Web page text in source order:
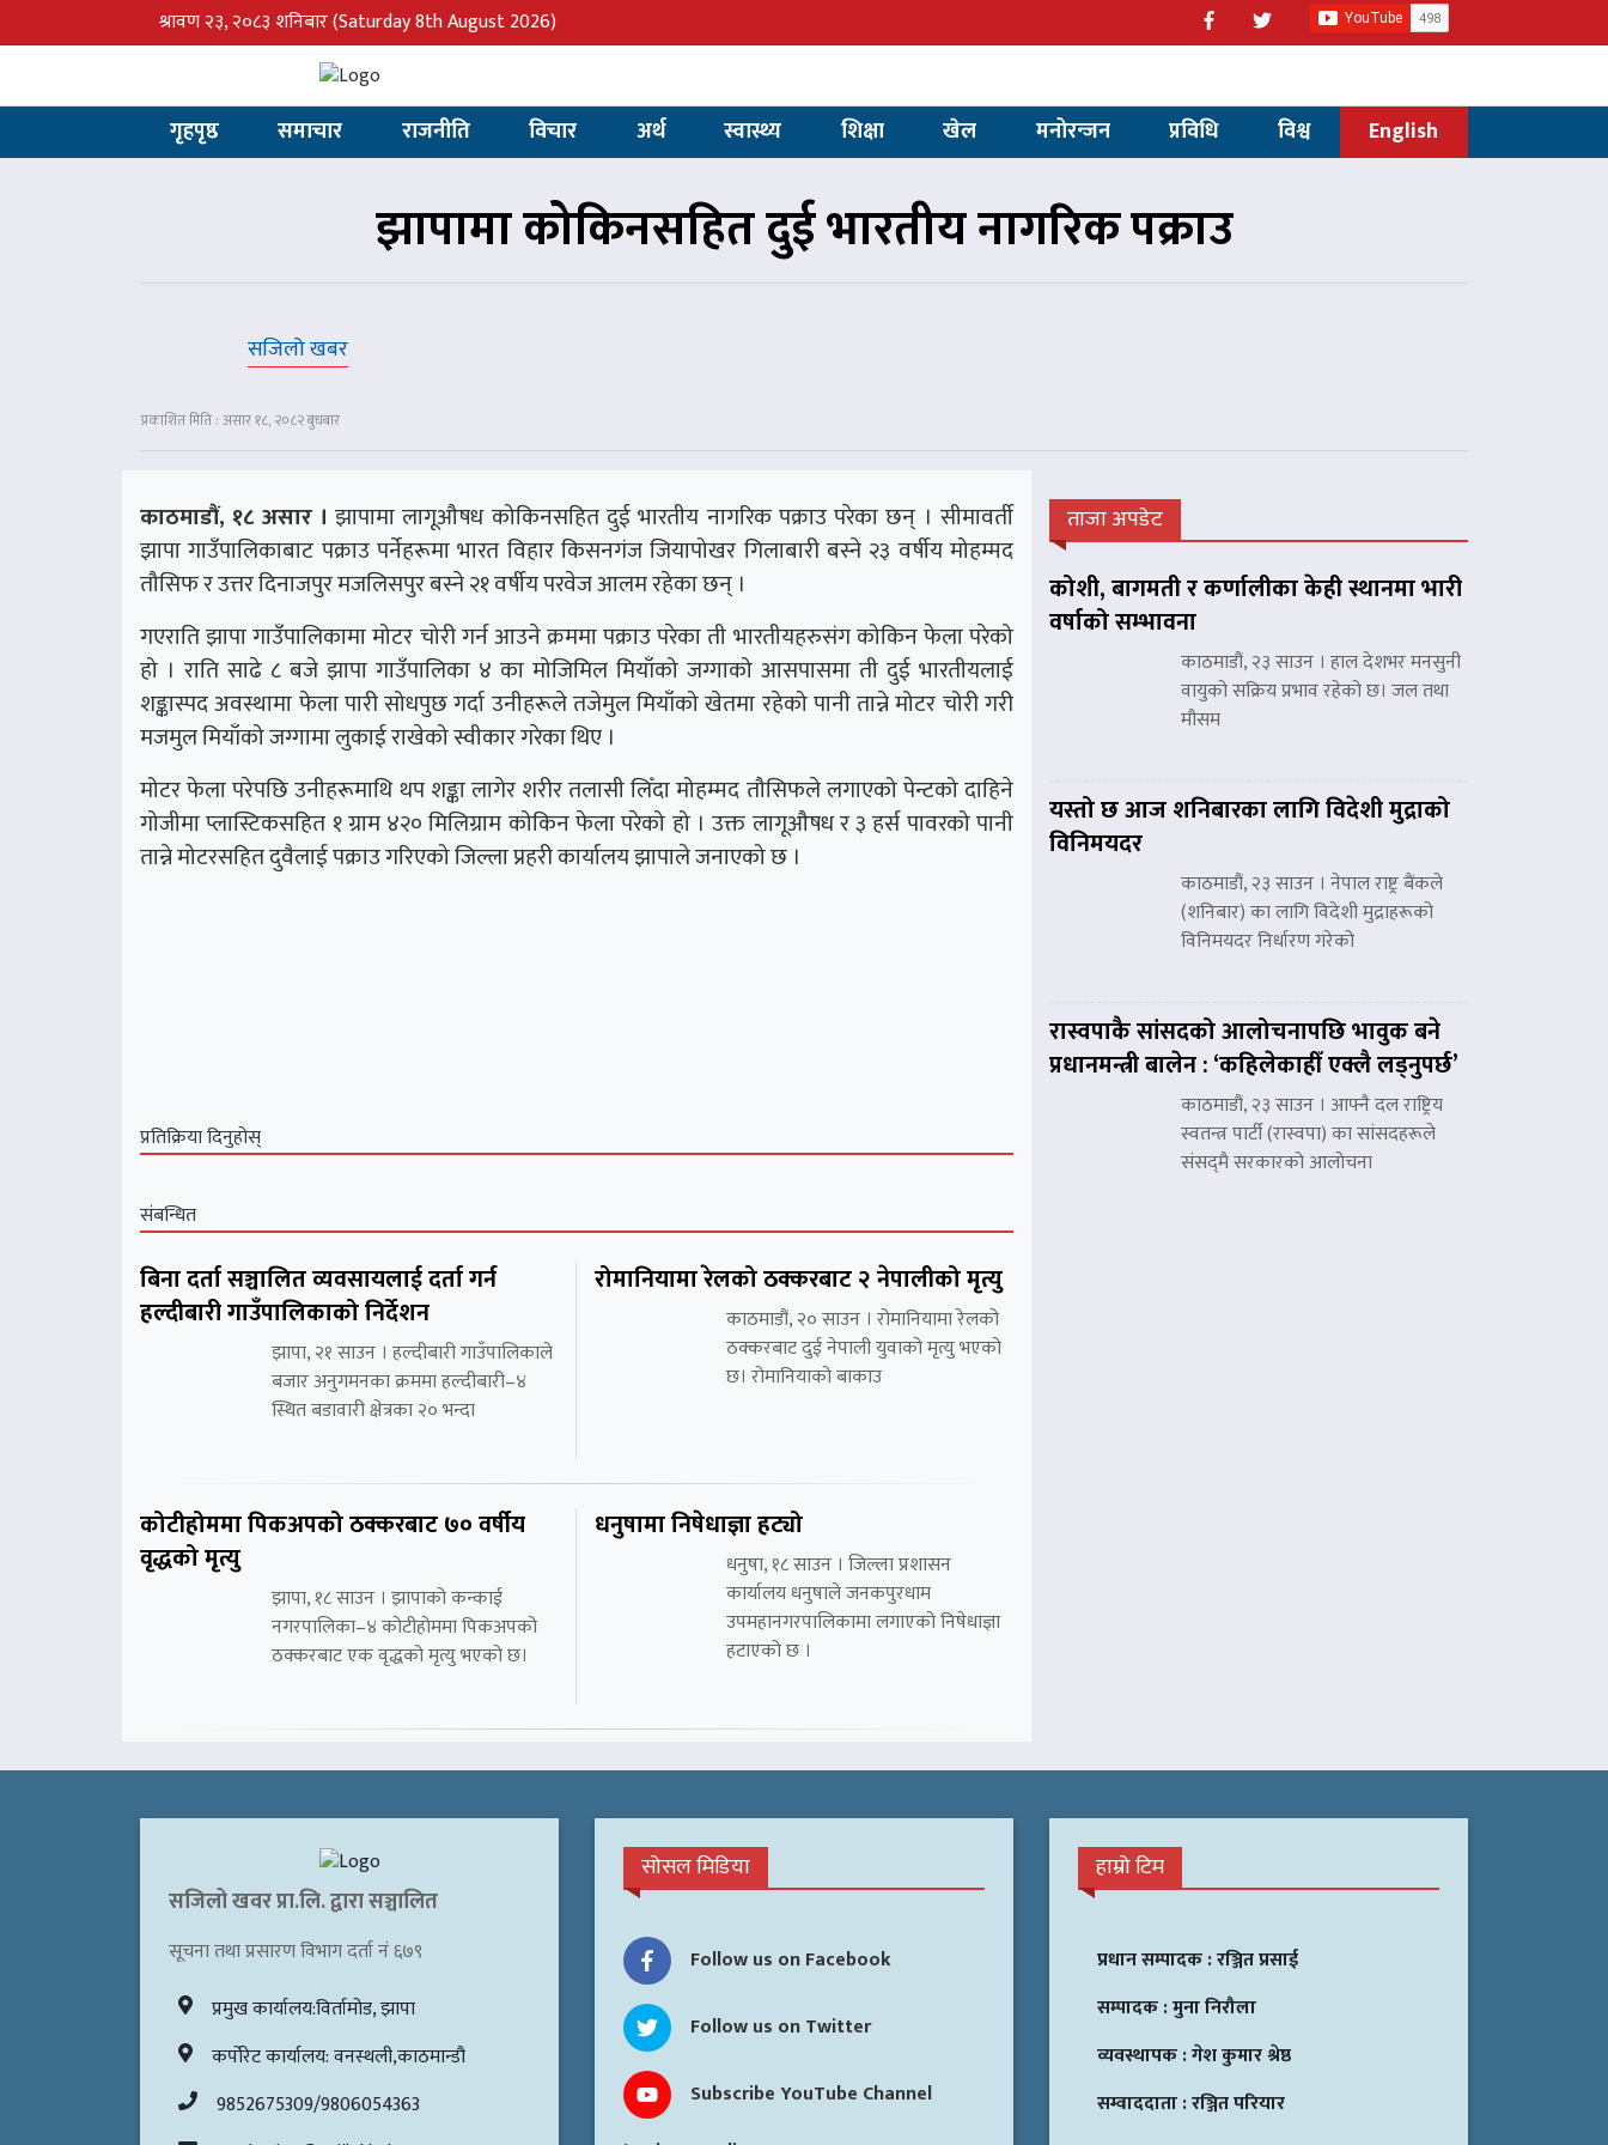
श्रावण २३, २०८३ शनिबार(Saturday 8th August 2026)
गृहपृष्ठ समाचार राजनीति विचार अर्थ स्वास्थ्य शिक्षा खेल मनोरन्जन प्रविधि विश्व English
झापामा कोकिनसहित दुई भारतीय नागरिक पक्राउ
सजिलो खबर
प्रकाशित मिति : असार १८, २०८२ बुधबार
काठमाडौं, १८ असार । झापामा लागूऔषध कोकिनसहित दुई भारतीय नागरिक पक्राउ परेका छन् । सीमावर्ती
झापा गाउँपालिकाबाट पक्राउ पर्नेहरूमा भारत विहार किसनगंज जियापोखर गिलाबारी बस्ने २३ वर्षीय मोहम्मद
तौसिफ र उत्तर दिनाजपुर मजलिसपुर बस्ने २१ वर्षीय परवेज आलम रहेका छन् ।
गएराति झापा गाउँपालिकामा मोटर चोरी गर्न आउने क्रममा पक्राउ परेका ती भारतीयहरुसंग कोकिन फेला परेको
हो । राति साढे ८ बजे झापा गाउँपालिका ४ का मोजिमिल मियाँको जग्गाको आसपासमा ती दुई भारतीयलाई
शङ्कास्पद अवस्थामा फेला पारी सोधपुछ गर्दा उनीहरूले तजेमुल मियाँको खेतमा रहेको पानी तान्ने मोटर चोरी गरी
मजमुल मियाँको जग्गामा लुकाई राखेको स्वीकार गरेका थिए ।
मोटर फेला परेपछि उनीहरूमाथि थप शङ्का लागेर शरीर तलासी लिँदा मोहम्मद तौसिफले लगाएको पेन्टको दाहिने
गोजीमा प्लास्टिकसहित १ ग्राम ४२० मिलिग्राम कोकिन फेला परेको हो । उक्त लागूऔषध र ३ हर्स पावरको पानी
तान्ने मोटरसहित दुवैलाई पक्राउ गरिएको जिल्ला प्रहरी कार्यालय झापाले जनाएको छ ।
प्रतिक्रिया दिनुहोस्
संबन्धित
बिना दर्ता सञ्चालित व्यवसायलाई दर्ता गर्न
हल्दीबारी गाउँपालिकाको निर्देशन
झापा, २१ साउन । हल्दीबारी गाउँपालिकाले
बजार अनुगमनका क्रममा हल्दीबारी–४
स्थित बडावारी क्षेत्रका २० भन्दा
रोमानियामा रेलको ठक्करबाट २ नेपालीको मृत्यु
काठमाडौं, २० साउन । रोमानियामा रेलको
ठक्करबाट दुई नेपाली युवाको मृत्यु भएको
छ। रोमानियाको बाकाउ
कोटीहोममा पिकअपको ठक्करबाट ७० वर्षीय
वृद्धको मृत्यु
झापा, १८ साउन । झापाको कन्काई
नगरपालिका–४ कोटीहोममा पिकअपको
ठक्करबाट एक वृद्धको मृत्यु भएको छ।
धनुषामा निषेधाज्ञा हट्यो
धनुषा, १८ साउन । जिल्ला प्रशासन
कार्यालय धनुषाले जनकपुरधाम
उपमहानगरपालिकामा लगाएको निषेधाज्ञा
हटाएको छ ।
ताजा अपडेट
कोशी, बागमती र कर्णालीका केही स्थानमा भारी
वर्षाको सम्भावना
काठमाडौं, २३ साउन । हाल देशभर मनसुनी
वायुको सक्रिय प्रभाव रहेको छ। जल तथा
मौसम
यस्तो छ आज शनिबारका लागि विदेशी मुद्राको
विनिमयदर
काठमाडौं, २३ साउन । नेपाल राष्ट्र बैंकले
(शनिबार) का लागि विदेशी मुद्राहरूको
विनिमयदर निर्धारण गरेको
रास्वपाकै सांसदको आलोचनापछि भावुक बने
प्रधानमन्त्री बालेन : ‘कहिलेकाहीँ एक्लै लड्नुपर्छ’
काठमाडौं, २३ साउन । आफ्नै दल राष्ट्रिय
स्वतन्त्र पार्टी (रास्वपा) का सांसदहरूले
संसद्‌मै सरकारको आलोचना
सजिलो खवर प्रा.लि. द्वारा सञ्चालित
सूचना तथा प्रसारण विभाग दर्ता नं ६७९
प्रमुख कार्यालय:विर्तामोड, झापा
कर्पोरेट कार्यालय: वनस्थली,काठमान्डौ
9852675309/9806054363
सोसल मिडिया
Follow us on Facebook
Follow us on Twitter
Subscribe YouTube Channel
हाम्रो टिम
प्रधान सम्पादक :रञ्जित प्रसाई
सम्पादक :मुना निरौला
व्यवस्थापक :गेश कुमार श्रेष्ठ
सम्वाददाता :रञ्जित परियार